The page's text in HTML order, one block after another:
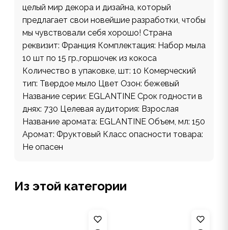
целый мир декора и дизайна, который
предлагает свои новейшие разработки, чтобы
мы чувствовали себя хорошо! Страна
реквизит: Франция Комплектация: Набор мыла
10 шт по 15 гр.,горшочек из кокоса
Количество в упаковке, шт: 10 Комерческий
тип: Твердое мыло Цвет Озон: бежевый
Название серии: EGLANTINE Срок годности в
днях: 730 Целевая аудитория: Взрослая
Название аромата: EGLANTINE Объем, мл: 150
Аромат: Фруктовый Класс опасности товара:
Не опасен
Из этой категории